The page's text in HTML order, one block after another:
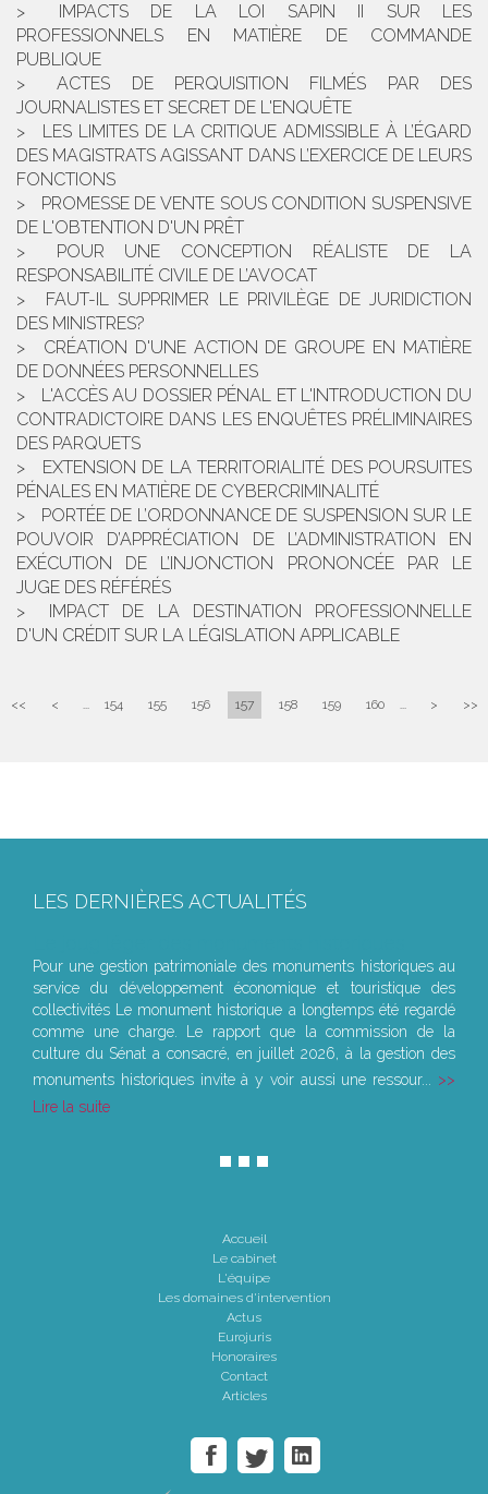
IMPACTS DE LA LOI SAPIN II SUR LES
PROFESSIONNELS EN MATIÈRE DE COMMANDE
PUBLIQUE
ACTES DE PERQUISITION FILMÉS PAR DES
JOURNALISTES ET SECRET DE L'ENQUÊTE
LES LIMITES DE LA CRITIQUE ADMISSIBLE À L’ÉGARD
DES MAGISTRATS AGISSANT DANS L’EXERCICE DE LEURS
FONCTIONS
PROMESSE DE VENTE SOUS CONDITION SUSPENSIVE
DE L'OBTENTION D'UN PRÊT
POUR UNE CONCEPTION RÉALISTE DE LA
RESPONSABILITÉ CIVILE DE L’AVOCAT
FAUT-IL SUPPRIMER LE PRIVILÈGE DE JURIDICTION
DES MINISTRES?
CRÉATION D'UNE ACTION DE GROUPE EN MATIÈRE
DE DONNÉES PERSONNELLES
L'ACCÈS AU DOSSIER PÉNAL ET L'INTRODUCTION DU
CONTRADICTOIRE DANS LES ENQUÊTES PRÉLIMINAIRES
DES PARQUETS
EXTENSION DE LA TERRITORIALITÉ DES POURSUITES
PÉNALES EN MATIÈRE DE CYBERCRIMINALITÉ
PORTÉE DE L’ORDONNANCE DE SUSPENSION SUR LE
POUVOIR D’APPRÉCIATION DE L’ADMINISTRATION EN
EXÉCUTION DE L’INJONCTION PRONONCÉE PAR LE
JUGE DES RÉFÉRÉS
IMPACT DE LA DESTINATION PROFESSIONNELLE
D'UN CRÉDIT SUR LA LÉGISLATION APPLICABLE
<< < ... 154 155 156 157 158 159 160 ... > >>
LES DERNIÈRES ACTUALITÉS
Pour une gestion patrimoniale des monuments historiques au
service du développement économique et touristique des
collectivités Le monument historique a longtemps été regardé
comme une charge. Le rapport que la commission de la
culture du Sénat a consacré, en juillet 2026, à la gestion des
monuments historiques invite à y voir aussi une ressour...
Lire la suite
Accueil
Le cabinet
L'équipe
Les domaines d'intervention
Actus
Eurojuris
Honoraires
Contact
Articles